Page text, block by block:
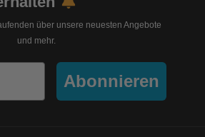
über unsere neuesten Angebote
und mehr.
Abonnieren